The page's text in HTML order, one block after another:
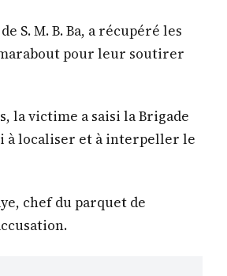
S. M. B. Ba, a récupéré les
pour leur soutirer
la victime a saisi la Brigade
à localiser et à interpeller le
chef du parquet de